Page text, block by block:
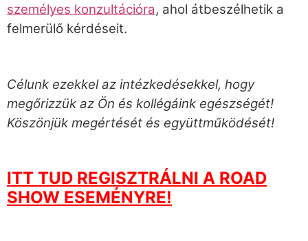
személyes konzultációra, ahol átbeszélhetik a
felmerülő kérdéseit.
Célunk ezekkel az intézkedésekkel, hogy
megőrizzük az Ön és kollégáink egészségét!
Köszönjük megértését és együttműködését!
ITT TUD REGISZTRÁLNI A ROAD
SHOW ESEMÉNYRE!